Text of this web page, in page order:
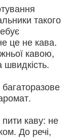
такого
це не кава.
кавою,
каву: не
До речі,